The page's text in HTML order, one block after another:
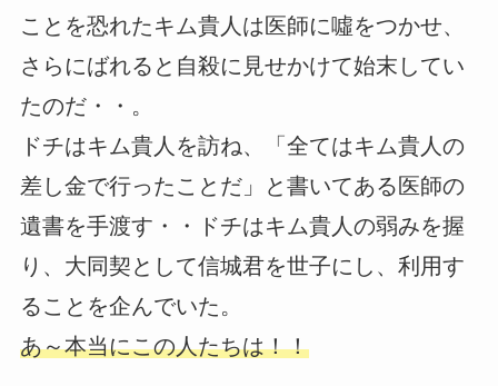
ことを恐れたキム貴人は医師に噓をつかせ、
さらにばれると自殺に見せかけて始末してい
たのだ・・。
ドチはキム貴人を訪ね、「全てはキム貴人の
差し金で行ったことだ」と書いてある医師の
遺書を手渡す・・ドチはキム貴人の弱みを握
り、大同契として信城君を世子にし、利用す
ることを企んでいた。
あ～本当にこの人たちは！！